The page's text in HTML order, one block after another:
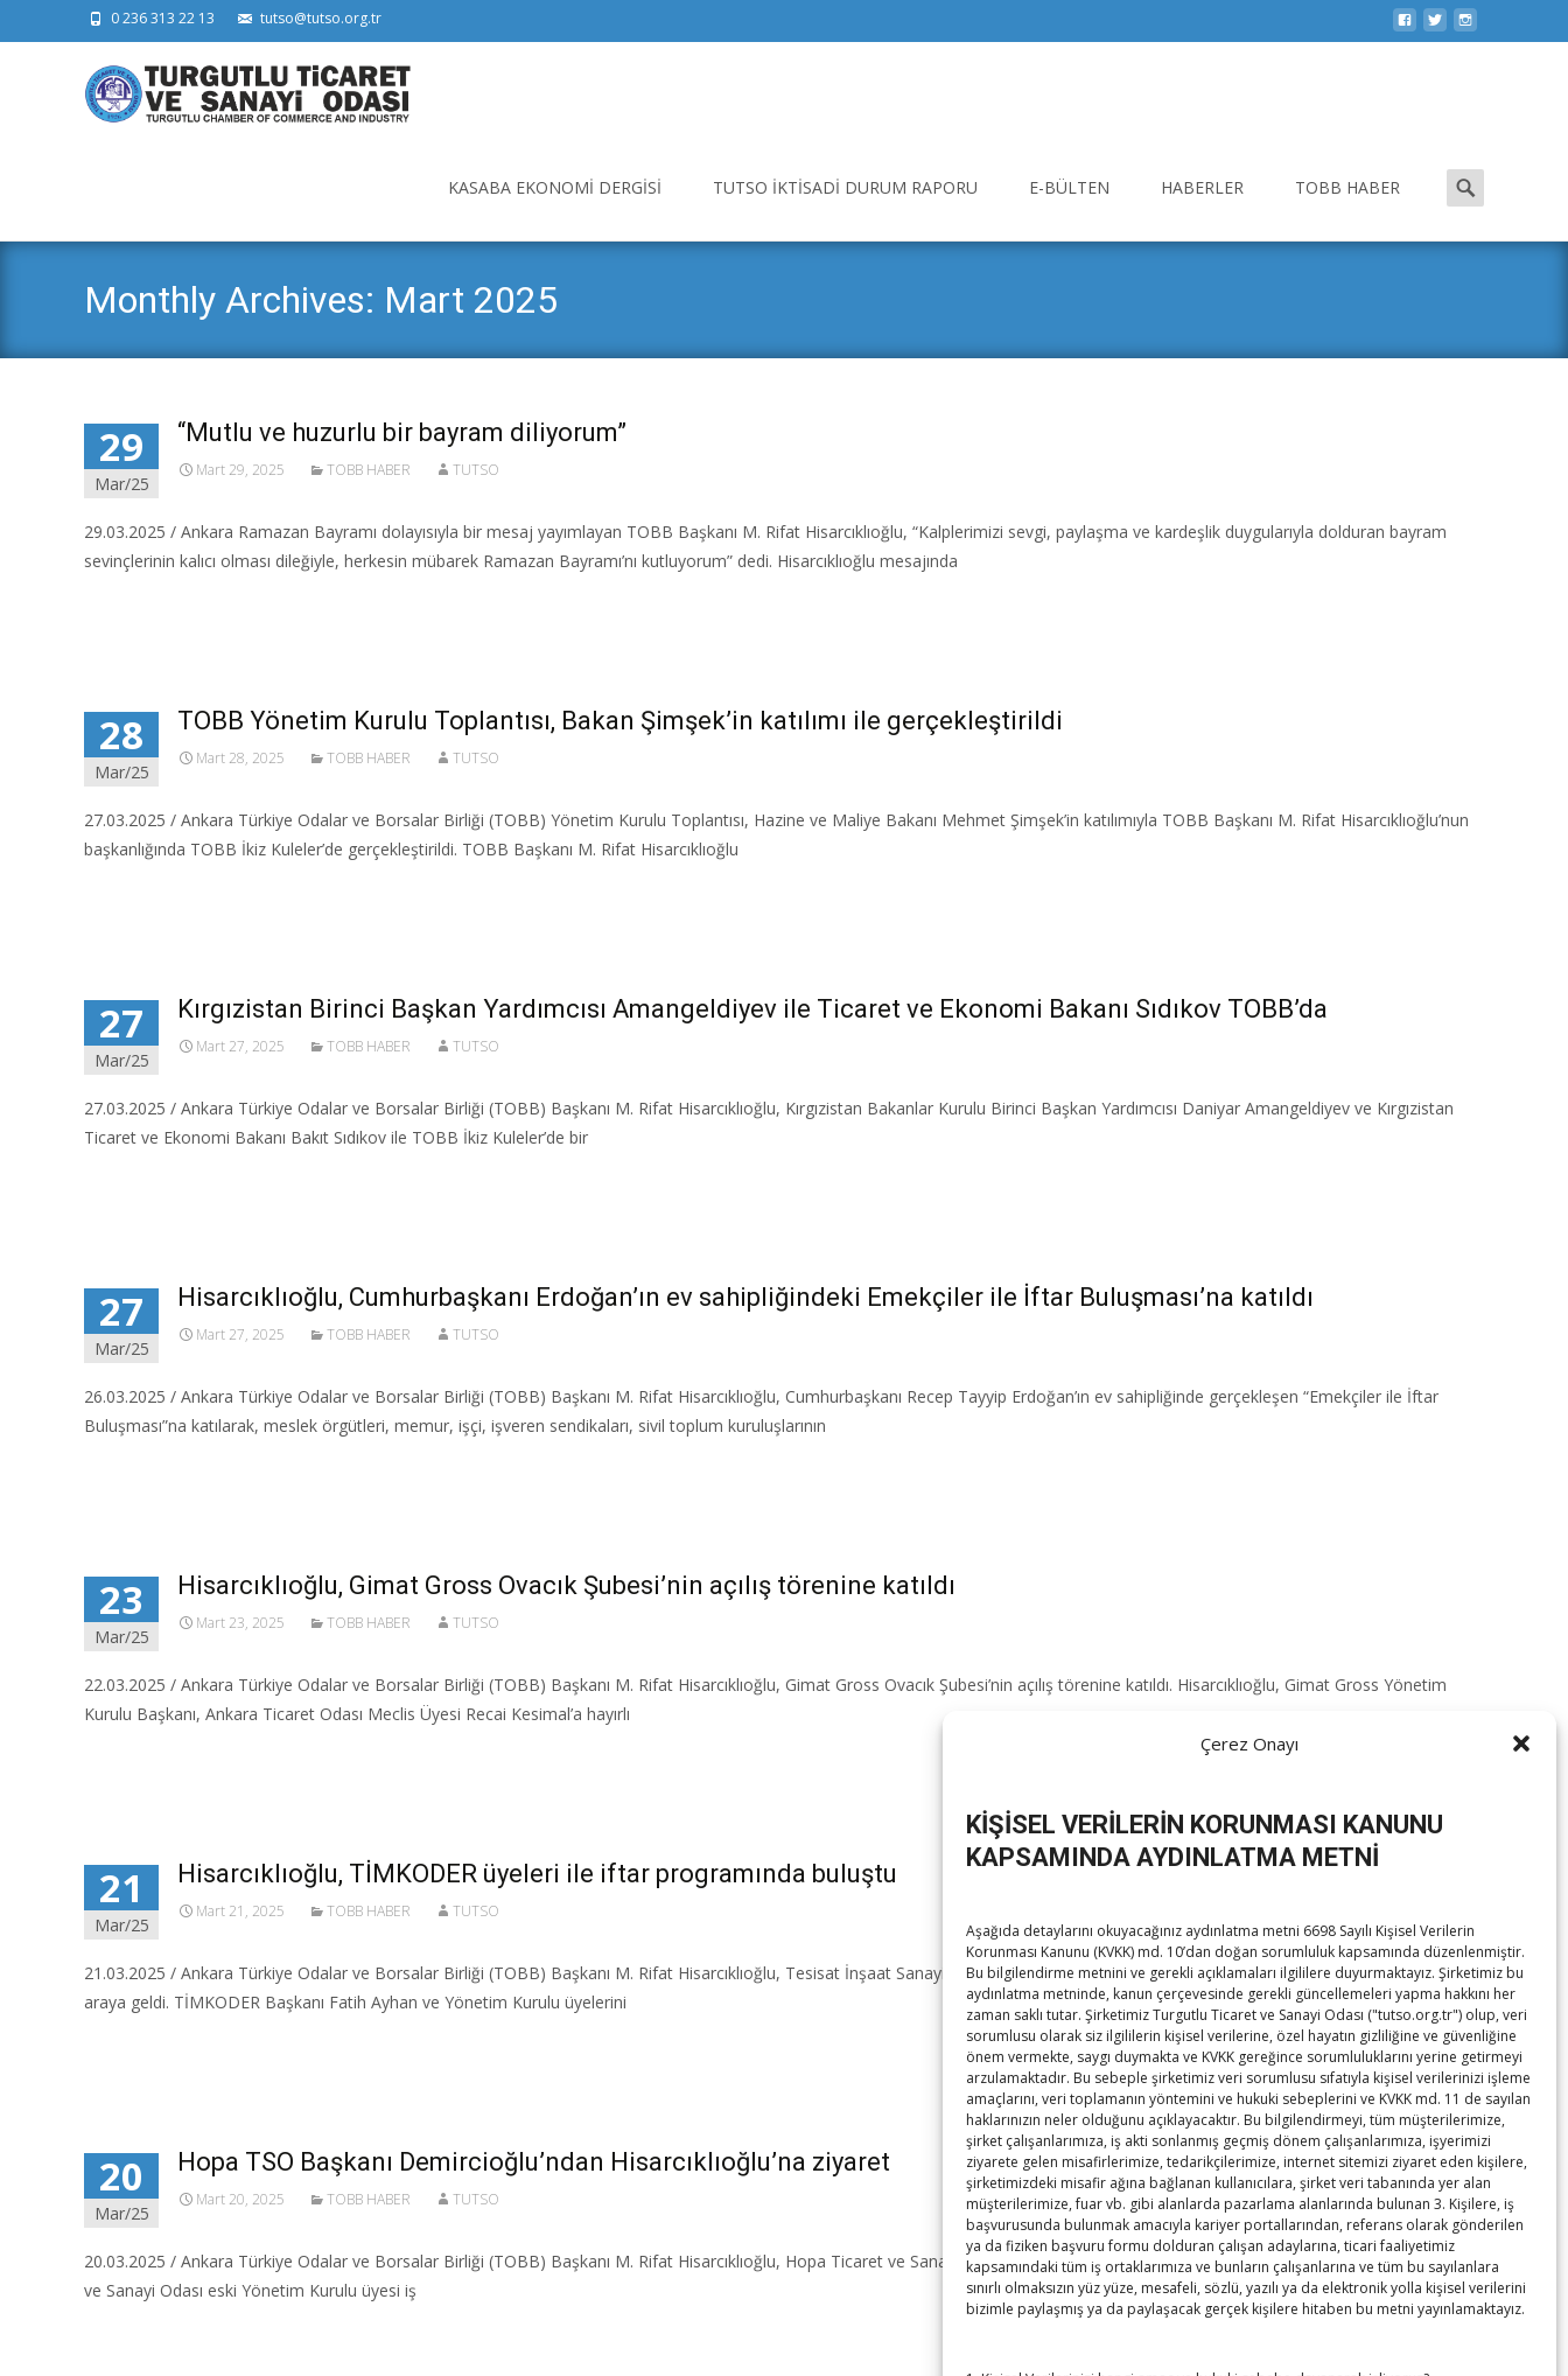
Çerez Onayı
KİŞİSEL VERİLERİN KORUNMASI KANUNU
KAPSAMINDA AYDINLATMA METNİ
Aşağıda detaylarını okuyacağınız aydınlatma metni 6698 Sayılı Kişisel Verilerin
Korunması Kanunu (KVKK) md. 10’dan doğan sorumluluk kapsamında düzenlenmiştir.
Bu bilgilendirme metnini ve gerekli açıklamaları ilgililere duyurmaktayız. Şirketimiz bu
aydınlatma metninde, kanun çerçevesinde gerekli güncellemeleri yapma hakkını her
zaman saklı tutar. Şirketimiz Turgutlu Ticaret ve Sanayi Odası ("tutso.org.tr") olup, veri
sorumlusu olarak siz ilgililerin kişisel verilerine, özel hayatın gizliliğine ve güvenliğine
önem vermekte, saygı duymakta ve KVKK gereğince sorumluluklarını yerine getirmeyi
arzulamaktadır. Bu sebeple şirketimiz veri sorumlusu sıfatıyla kişisel verilerinizi işleme
amaçlarını, veri toplamanın yöntemini ve hukuki sebeplerini ve KVKK md. 11 de sayılan
haklarınızın neler olduğunu açıklayacaktır. Bu bilgilendirmeyi, tüm müşterilerimize,
şirket çalışanlarımıza, iş akti sonlanmış geçmiş dönem çalışanlarımıza, işyerimizi
ziyarete gelen misafirlerimize, tedarikçilerimize, internet sitemizi ziyaret eden kişilere,
şirketimizdeki misafir ağına bağlanan kullanıcılara, şirket veri tabanında yer alan
müşterilerimize, fuar vb. gibi alanlarda pazarlama alanlarında bulunan 3. Kişilere, iş
başvurusunda bulunmak amacıyla kariyer portallarından, referans olarak gönderilen
ya da fiziken başvuru formu dolduran çalışan adaylarına, ticari faaliyetimiz
kapsamındaki tüm iş ortaklarımıza ve bunların çalışanlarına ve tüm bu sayılanlara
sınırlı olmaksızın yüz yüze, mesafeli, sözlü, yazılı ya da elektronik yolla kişisel verilerini
bizimle paylaşmış ya da paylaşacak gerçek kişilere hitaben bu metni yayınlamaktayız.
0 236 313 22 13 tutso@tutso.org.tr
KASABA EKONOMI DERGISI TUTSO İKTISADI DURUM RAPORU E-BÜLTEN HABERLER TOBB HABER
Search
for:
Monthly Archives: Mart 2025
29
Mar/25
“Mutlu ve huzurlu bir bayram diliyorum”
Mart 29, 2025 TOBB HABER TUTSO
29.03.2025 / Ankara Ramazan Bayramı dolayısıyla bir mesaj yayımlayan TOBB Başkanı M. Rifat Hisarcıklıoğlu, “Kalplerimizi sevgi, paylaşma ve kardeşlik duygularıyla dolduran bayram
sevinçlerinin kalıcı olması dileğiyle, herkesin mübarek Ramazan Bayramı’nı kutluyorum” dedi.​ Hisarcıklıoğlu mesajında
28
Mar/25
TOBB Yönetim Kurulu Toplantısı, Bakan Şimşek’in katılımı ile gerçekleştirildi
Mart 28, 2025 TOBB HABER TUTSO
27.03.2025 / Ankara Türkiye Odalar ve Borsalar Birliği (TOBB) Yönetim Kurulu Toplantısı, Hazine ve Maliye Bakanı Mehmet Şimşek’in katılımıyla TOBB Başkanı M. Rifat Hisarcıklıoğlu’nun
başkanlığında TOBB İkiz Kuleler’de gerçekleştirildi.​ TOBB Başkanı M. Rifat Hisarcıklıoğlu
27
Mar/25
Kırgızistan Birinci Başkan Yardımcısı Amangeldiyev ile Ticaret ve Ekonomi Bakanı Sıdıkov TOBB’da
Mart 27, 2025 TOBB HABER TUTSO
27.03.2025 / Ankara Türkiye Odalar ve Borsalar Birliği (TOBB) Başkanı M. Rifat Hisarcıklıoğlu, Kırgızistan Bakanlar Kurulu Birinci Başkan Yardımcısı Daniyar Amangeldiyev ve Kırgızistan
Ticaret ve Ekonomi Bakanı Bakıt Sıdıkov ile TOBB İkiz Kuleler’de bir
27
Mar/25
Hisarcıklıoğlu, Cumhurbaşkanı Erdoğan’ın ev sahipliğindeki Emekçiler ile İftar Buluşması’na katıldı
Mart 27, 2025 TOBB HABER TUTSO
26.03.2025 / Ankara Türkiye Odalar ve Borsalar Birliği (TOBB) Başkanı M. Rifat Hisarcıklıoğlu, Cumhurbaşkanı Recep Tayyip Erdoğan’ın ev sahipliğinde gerçekleşen “Emekçiler ile İftar
Buluşması”na katılarak, meslek örgütleri, memur, işçi, işveren sendikaları, sivil toplum kuruluşlarının
23
Mar/25
Hisarcıklıoğlu, Gimat Gross Ovacık Şubesi’nin açılış törenine katıldı
Mart 23, 2025 TOBB HABER TUTSO
22.03.2025 / Ankara Türkiye Odalar ve Borsalar Birliği (TOBB) Başkanı M. Rifat Hisarcıklıoğlu, Gimat Gross Ovacık Şubesi’nin açılış törenine katıldı.​ Hisarcıklıoğlu, Gimat Gross Yönetim
Kurulu Başkanı, Ankara Ticaret Odası Meclis Üyesi Recai Kesimal’a hayırlı
21
Mar/25
Hisarcıklıoğlu, TİMKODER üyeleri ile iftar programında buluştu
Mart 21, 2025 TOBB HABER TUTSO
21.03.2025 / Ankara Türkiye Odalar ve Borsalar Birliği (TOBB) Başkanı M. Rifat Hisarcıklıoğlu, Tesisat İnşaat Sanayi Malzemecileri Derneği (TİMKODER) üyeleri ile iftar programında bir
araya geldi. TİMKODER Başkanı Fatih Ayhan ve Yönetim Kurulu üyelerini
20
Mar/25
Hopa TSO Başkanı Demircioğlu’ndan Hisarcıklıoğlu’na ziyaret
Mart 20, 2025 TOBB HABER TUTSO
20.03.2025 / Ankara Türkiye Odalar ve Borsalar Birliği (TOBB) Başkanı M. Rifat Hisarcıklıoğlu, Hopa Ticaret ve Sanayi Odası Yönetim Kurulu Başkanı Osman Demircioğlu ile Hopa Ticaret
ve Sanayi Odası eski Yönetim Kurulu üyesi iş